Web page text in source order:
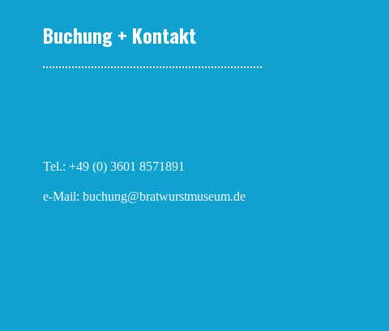
Buchung + Kontakt
Tel.: +49 (0) 3601 8571891
e-Mail: buchung@bratwurstmuseum.de